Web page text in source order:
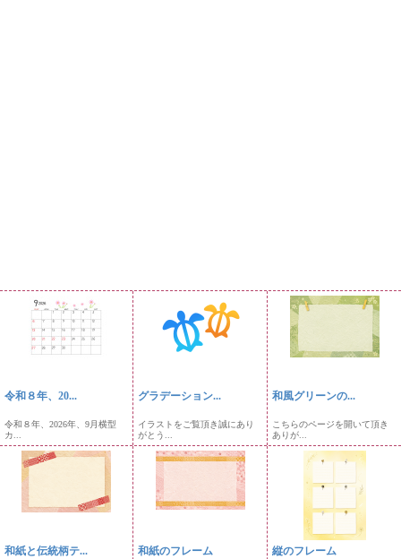
令和８年、20...
令和８年、2026年、9月横型
カ...
グラデーション...
イラストをご覧頂き誠にあり
がとう...
和風グリーンの...
こちらのページを開いて頂き
ありが...
和紙と伝統柄テ... 和紙のフレーム 縦のフレーム